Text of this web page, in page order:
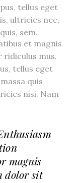
tellus eget
ultricies nec,
sem.
et magnis
mus.
tellus eget
quis
nisi. Nam
magnis
dolor sit